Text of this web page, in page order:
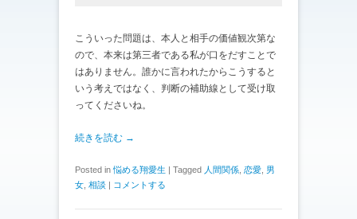
こういった問題は、本人と相手の価値観次第な
ので、本来は第三者である私が口をだすことで
はありません。誰かに言われたからこうすると
いう考えではなく、判断の補助線として受け取
ってくださいね。
続きを読む →
Posted in悩める翔愛生 | Tagged 人間関係 恋愛 男
女 相談 | コメントする